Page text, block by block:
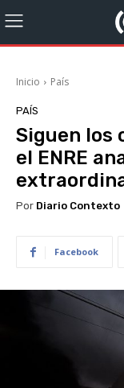
Inicio País
PAÍS
Siguen los
el ENRE
Por Diario Contexto
Facebook